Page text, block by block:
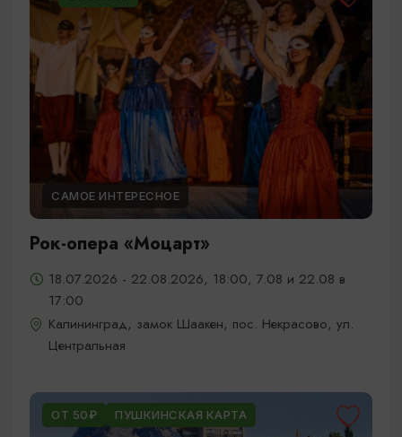
САМОЕ ИНТЕРЕСНОЕ
Рок-опера «Моцарт»
18.07.2026 - 22.08.2026, 18:00, 7.08 и 22.08 в
17:00
Калининград, замок Шаакен, пос. Некрасово, ул.
Центральная
ОТ 50₽ ПУШКИНСКАЯ КАРТА